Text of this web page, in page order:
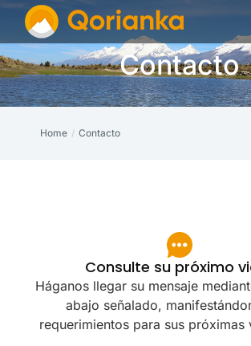
Contacto
You are here:
Home Contacto
Consulte su próximo
Háganos llegar su mensaje
abajo señalado,
requerimientos para sus próximas